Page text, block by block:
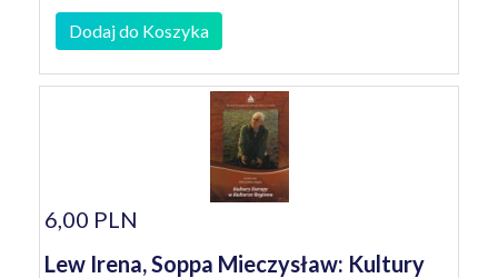
Dodaj do Koszyka
6,00 PLN
Lew Irena, Soppa Mieczysław: Kultury